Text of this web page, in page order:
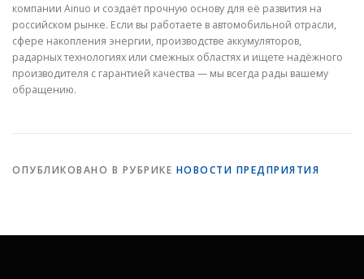
компании Ainuo и создаёт прочную основу для её развития на
российском рынке. Если вы работаете в автомобильной отрасли,
сфере накопления энергии, производстве аккумуляторов,
радарных технологиях или смежных областях и ищете надёжного
производителя с гарантией качества — мы всегда рады вашему
обращению.
ОПУБЛИКОВАНО В РУБРИКЕ НОВОСТИ ПРЕДПРИЯТИЯ